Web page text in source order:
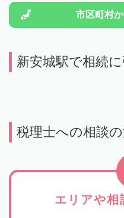
市区町村
新安城駅で相続
税理士への相談
エリアや相